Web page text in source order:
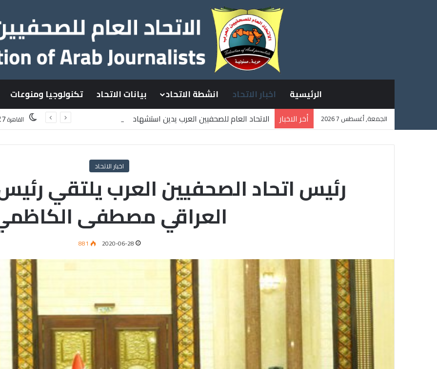
الرئيسية اخبار الاتحاد انشطة الاتحاد بيانات الاتحاد تكنولوجيا ومنوعات
الجمعة, أغسطس 7 2026 أخر الاخبار
الاتحاد العام للصحفيين العرب يدين استشهاد
القاهرة
اخبار الاتحاد
رئيس اتحاد الصحفيين العرب يلتقي
العراقي مصطفى
2020-06-28
881